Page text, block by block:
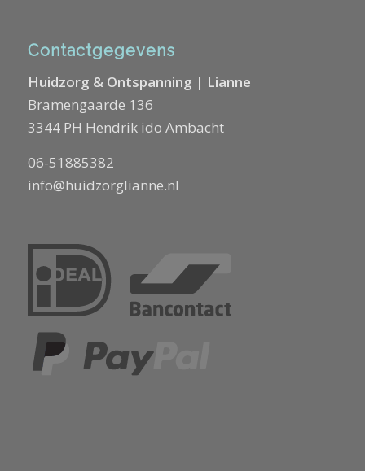
Contactgegevens
Huidzorg & Ontspanning | Lianne
Bramengaarde 136
3344 PH Hendrik ido Ambacht
06-51885382
info@huidzorglianne.nl